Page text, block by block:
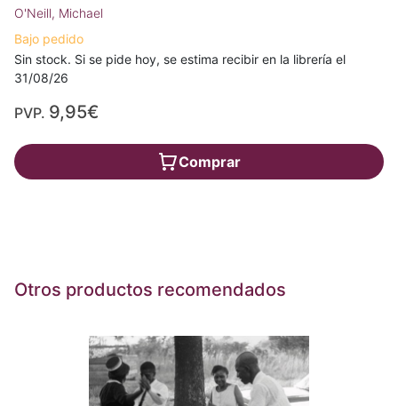
O'Neill, Michael
Bajo pedido
Sin stock. Si se pide hoy, se estima recibir en la librería el
31/08/26
PVP. 9,95€
Comprar
Otros productos recomendados